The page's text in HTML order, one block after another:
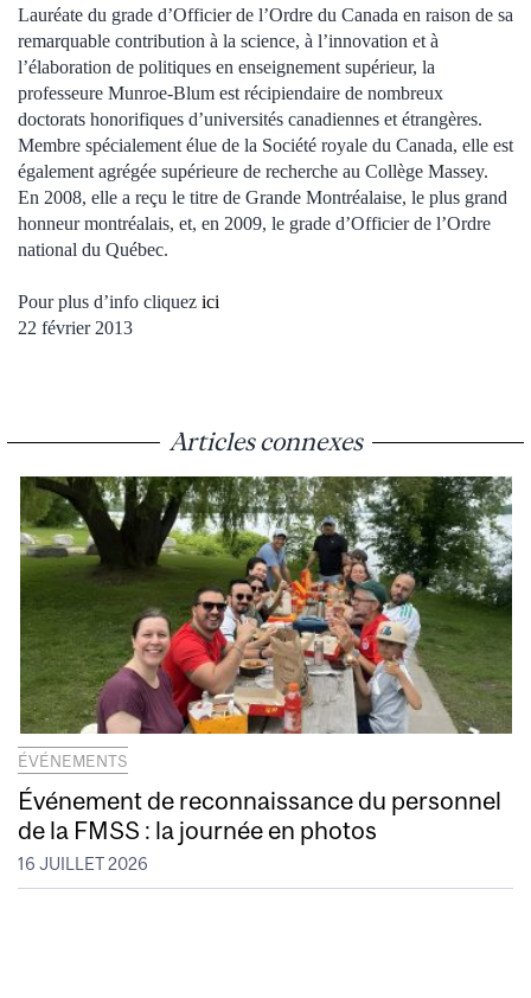
Lauréate du grade d’Officier de l’Ordre du Canada en raison de sa
remarquable contribution à la science, à l’innovation et à
l’élaboration de politiques en enseignement supérieur, la
professeure Munroe-Blum est récipiendaire de nombreux
doctorats honorifiques d’universités canadiennes et étrangères.
Membre spécialement élue de la Société royale du Canada, elle est
également agrégée supérieure de recherche au Collège Massey.
En 2008, elle a reçu le titre de Grande Montréalaise, le plus grand
honneur montréalais, et, en 2009, le grade d’Officier de l’Ordre
national du Québec.
Pour plus d’info cliquez ici
22 février 2013
Articles connexes
ÉVÉNEMENTS
Événement de reconnaissance du personnel
de la FMSS : la journée en photos
16 JUILLET 2026